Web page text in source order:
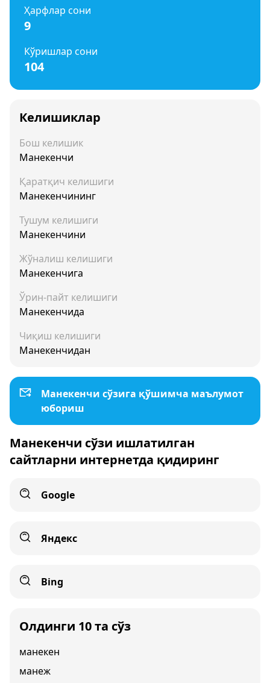
Ҳарфлар сони
9
Кўришлар сони
104
Келишиклар
Бош келишик
Манекенчи
Қаратқич келишиги
Манекенчининг
Тушум келишиги
Манекенчини
Жўналиш келишиги
Манекенчига
Ўрин-пайт келишиги
Манекенчида
Чиқиш келишиги
Манекенчидан
Манекенчи сўзига қўшимча маълумот
юбориш
Манекенчи сўзи ишлатилган
сайтларни интернетда қидиринг
Google
Яндекс
Bing
Олдинги 10 та сўз
манекен
манеж